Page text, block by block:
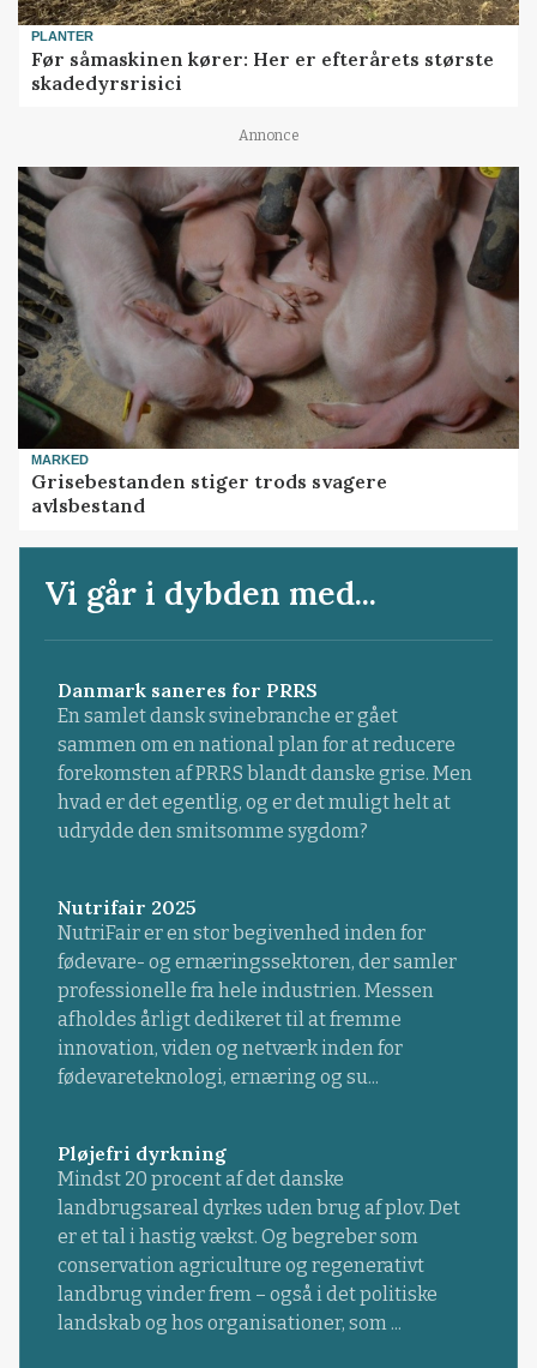
PLANTER
Før såmaskinen kører: Her er efterårets største
skadedyrsrisici
Annonce
MARKED
Grisebestanden stiger trods svagere
avlsbestand
Vi går i dybden med...
Danmark saneres for PRRS
En samlet dansk svinebranche er gået
sammen om en national plan for at reducere
forekomsten af PRRS blandt danske grise. Men
hvad er det egentlig, og er det muligt helt at
udrydde den smitsomme sygdom?
Nutrifair 2025
NutriFair er en stor begivenhed inden for
fødevare- og ernæringssektoren, der samler
professionelle fra hele industrien. Messen
afholdes årligt dedikeret til at fremme
innovation, viden og netværk inden for
fødevareteknologi, ernæring og su...
Pløjefri dyrkning
Mindst 20 procent af det danske
landbrugsareal dyrkes uden brug af plov. Det
er et tal i hastig vækst. Og begreber som
conservation agriculture og regenerativt
landbrug vinder frem – også i det politiske
landskab og hos organisationer, som ...